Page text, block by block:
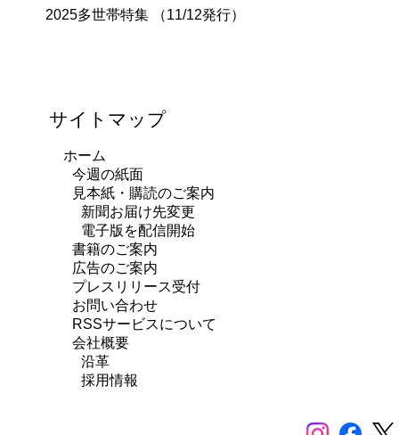
2025多世帯特集 （11/12発行）
サイトマップ
ホーム
今週の紙面
見本紙・購読のご案内
新聞お届け先変更
電子版を配信開始
書籍のご案内
広告のご案内
プレスリリース受付
お問い合わせ
RSSサービスについて
会社概要
沿革
採用情報